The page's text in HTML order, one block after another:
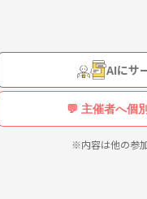
AIにサ
💬 主催者へ個
※内容は他の参